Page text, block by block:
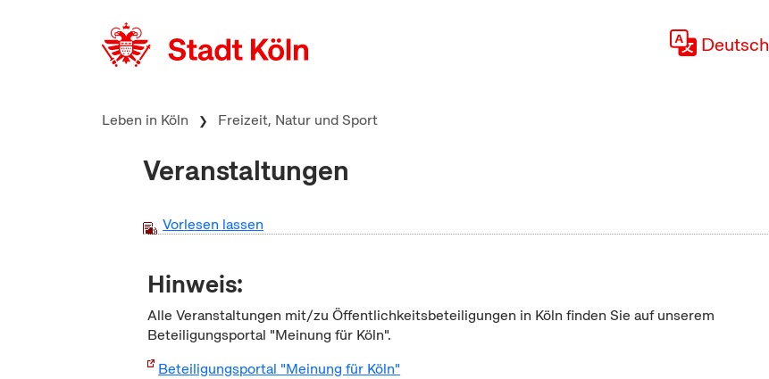
Deutsch
Leben in Köln Freizeit, Natur und Sport
Veranstaltungen
Vorlesen lassen
Hinweis:
Alle Veranstaltungen mit/zu Öffentlichkeitsbeteiligungen in Köln finden Sie auf unserem
Beteiligungsportal "Meinung für Köln".
Beteiligungsportal "Meinung für Köln"